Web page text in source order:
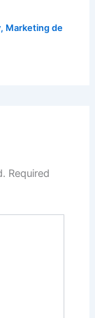
, Marketing de
Required